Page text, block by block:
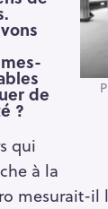
de
?
qui
à la
mesurait-il